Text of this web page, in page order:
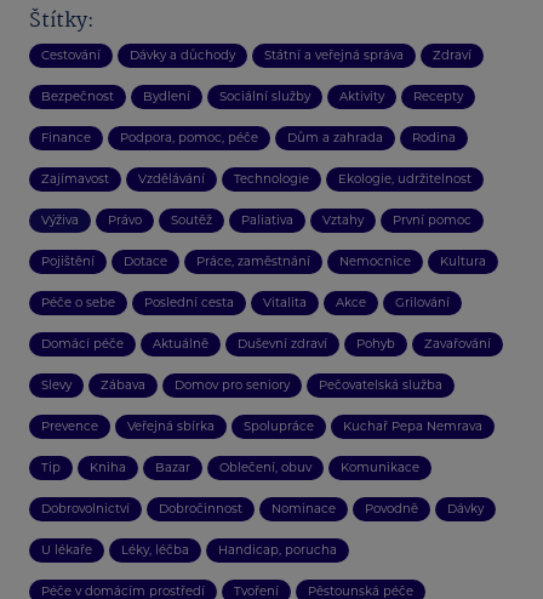
Štítky:
Cestování Dávky a důchody Státní a veřejná správa Zdraví
Bezpečnost Bydlení Sociální služby Aktivity Recepty
Finance Podpora, pomoc, péče Dům a zahrada Rodina
Zajímavost Vzdělávání Technologie Ekologie, udržitelnost
Výživa Právo Soutěž Paliativa Vztahy První pomoc
Pojištění Dotace Práce, zaměstnání Nemocnice Kultura
Péče o sebe Poslední cesta Vitalita Akce Grilování
Domácí péče Aktuálně Duševní zdraví Pohyb Zavařování
Slevy Zábava Domov pro seniory Pečovatelská služba
Prevence Veřejná sbírka Spolupráce Kuchař Pepa Nemrava
Tip Kniha Bazar Oblečení, obuv Komunikace
Dobrovolnictví Dobročinnost Nominace Povodně Dávky
U lékaře Léky, léčba Handicap, porucha
Péče v domácím prostředí Tvoření Pěstounská péče